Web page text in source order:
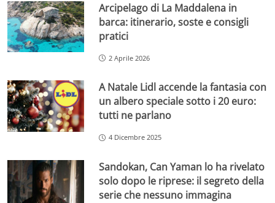
Arcipelago di La Maddalena in
barca: itinerario, soste e consigli
pratici
2 Aprile 2026
A Natale Lidl accende la fantasia con
un albero speciale sotto i 20 euro:
tutti ne parlano
4 Dicembre 2025
Sandokan, Can Yaman lo ha rivelato
solo dopo le riprese: il segreto della
serie che nessuno immagina